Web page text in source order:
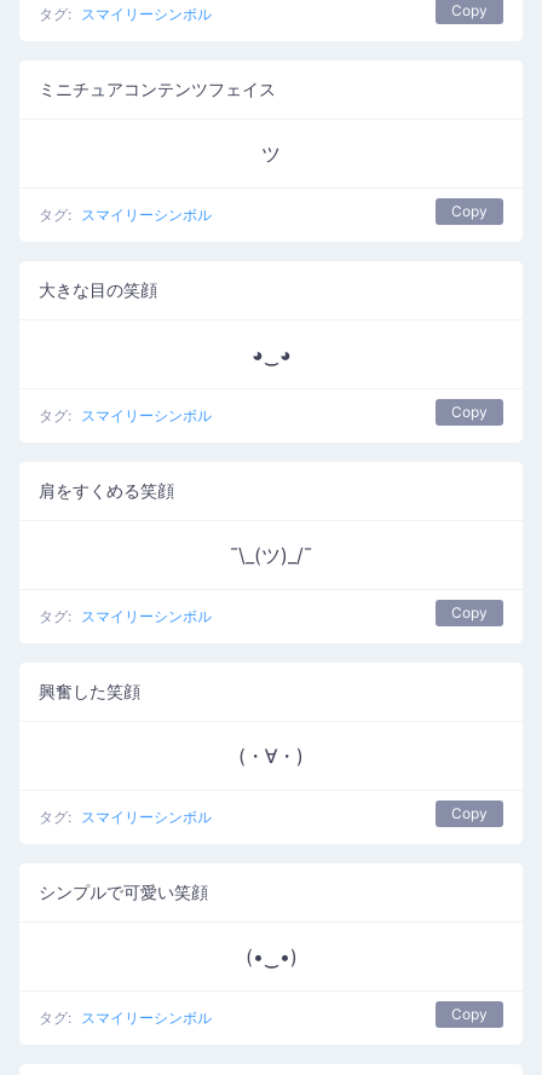
タグ: スマイリーシンボル Copy
ミニチュアコンテンツフェイス
ツ
タグ: スマイリーシンボル Copy
大きな目の笑顔
◕‿◕
タグ: スマイリーシンボル Copy
肩をすくめる笑顔
¯\_(ツ)_/¯
タグ: スマイリーシンボル Copy
興奮した笑顔
(・∀・)
タグ: スマイリーシンボル Copy
シンプルで可愛い笑顔
(•‿•)
タグ: スマイリーシンボル Copy